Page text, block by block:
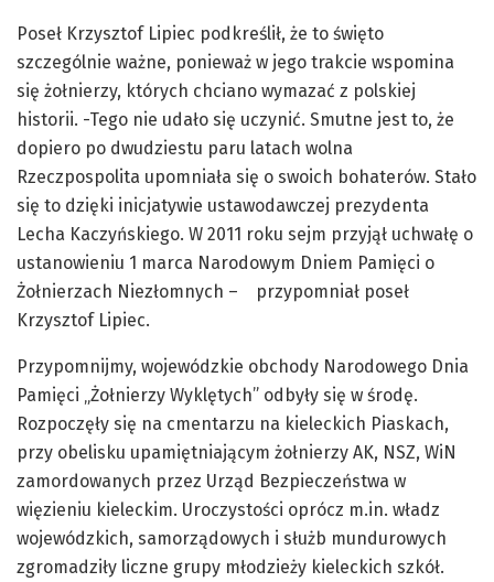
Poseł Krzysztof Lipiec podkreślił, że to święto
szczególnie ważne, ponieważ w jego trakcie wspomina
się żołnierzy, których chciano wymazać z polskiej
historii. -Tego nie udało się uczynić. Smutne jest to, że
dopiero po dwudziestu paru latach wolna
Rzeczpospolita upomniała się o swoich bohaterów. Stało
się to dzięki inicjatywie ustawodawczej prezydenta
Lecha Kaczyńskiego. W 2011 roku sejm przyjął uchwałę o
ustanowieniu 1 marca Narodowym Dniem Pamięci o
Żołnierzach Niezłomnych – przypomniał poseł
Krzysztof Lipiec.
Przypomnijmy, wojewódzkie obchody Narodowego Dnia
Pamięci „Żołnierzy Wyklętych” odbyły się w środę.
Rozpoczęły się na cmentarzu na kieleckich Piaskach,
przy obelisku upamiętniającym żołnierzy AK, NSZ, WiN
zamordowanych przez Urząd Bezpieczeństwa w
więzieniu kieleckim. Uroczystości oprócz m.in. władz
wojewódzkich, samorządowych i służb mundurowych
zgromadziły liczne grupy młodzieży kieleckich szkół.